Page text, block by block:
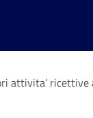
attivita’